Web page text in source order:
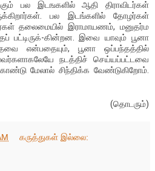
பல இடஙகளில் ஆதி திராவிடர்கள்
பல இடங்களில் தோழர்கள்
தலைமையில் இராமாயணம், மனுதர்ம
பட்டிருக்-கின்றன. இவை யாவும் பூனா
என்பதையும், பூனா ஒப்பந்தத்தில்
நடத்திச் செய்யப்பட்டவை
மேலால் சிந்திக்க வேண்டுகிறோம்.
(தொடரும்)
கருத்துகள் இல்லை: